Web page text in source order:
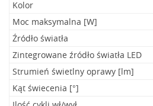
Kolor
Moc maksymalna [W]
Źródło światła
Zintegrowane źródło światła LED
Strumień świetlny oprawy [lm]
Kąt świecenia [°]